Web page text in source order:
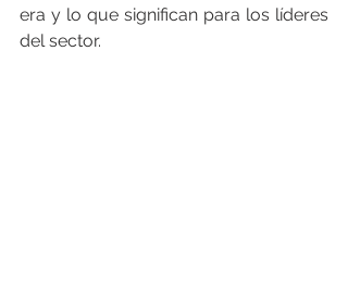
era y lo que significan para los líderes
del sector.